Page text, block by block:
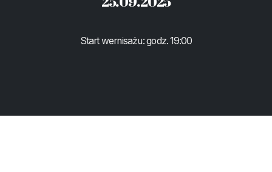
Start wernisażu: godz. 19:00